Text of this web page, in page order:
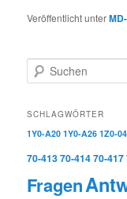
Veröffentlicht unter
Suchen
SCHLAGWÖRTER
1Y0-A20 1Y0-A26 1Z0-
70-41370-41470-417
Fragen